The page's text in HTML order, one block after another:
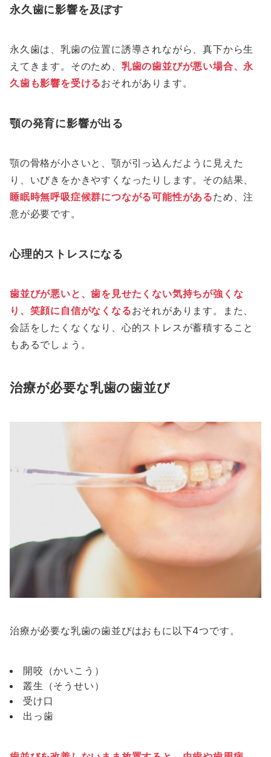
永久歯に影響を及ぼす
永久歯は、乳歯の位置に誘導されながら、真下から生
えてきます。そのため、 乳歯の歯並びが悪い場合、永
久歯も影響を受けるおそれがあります。
顎の発育に影響が出る
顎の骨格が小さいと、顎が引っ込んだように見えた
り、いびきをかきやすくなったりします。その結果、
睡眠時無呼吸症候群につながる可能性があるため、注
意が必要です。
心理的ストレスになる
歯並びが悪いと、歯を見せたくない気持ちが強くな
り、笑顔に自信がなくなるおそれがあります。また、
会話をしたくなくなり、心的ストレスが蓄積すること
もあるでしょう。
治療が必要な乳歯の歯並び
治療が必要な乳歯の歯並びはおもに以下4つです。
開咬（かいこう）
叢生（そうせい）
受け口
出っ歯